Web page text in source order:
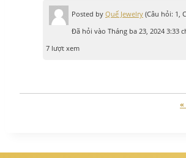
Posted by Quế Jewelry (Câu hỏi: 1,
Đã hỏi vào Tháng ba 23, 2024 3:33
7 lượt xem
«